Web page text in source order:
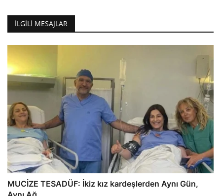
İLGILI MESAJLAR
MUCİZE TESADÜF: İkiz kız kardeşlerden Aynı Gün,